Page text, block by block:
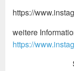
https://
weitere
https://